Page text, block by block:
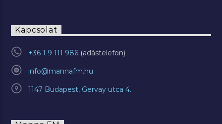
Kapcsolat
+36 1 9 111 986
info@mannafm.hu
1147 Budapest, Gervay utca 4.